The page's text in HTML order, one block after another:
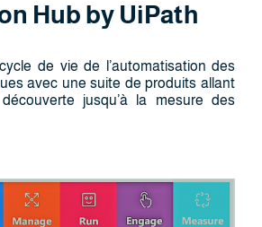
Hub by UiPath
de vie de l’automatisation des
avec une suite de produits allant
jusqu’à la mesure des